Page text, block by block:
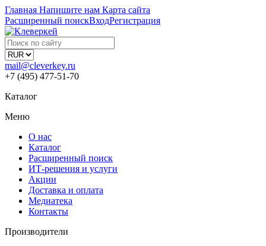
Главная Напишите нам Карта сайта
Расширенный поискВходРегистрация
mail@cleverkey.ru
+7 (495) 477-51-70
Каталог
Меню
О нас
Каталог
Расширенный поиск
ИТ-решения и услуги
Акции
Доставка и оплата
Медиатека
Контакты
Производители